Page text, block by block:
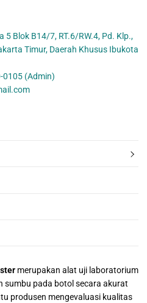
5 Blok B14/7, RT.6/RW.4, Pd. Klp.,
Timur, Daerah Khusus Ibukota
0105 (Admin)
merupakan alat uji laboratorium
sumbu pada botol secara akurat
produsen mengevaluasi kualitas